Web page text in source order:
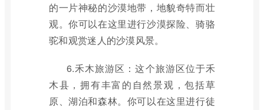
的一片神秘的沙漠地带，地貌奇特而壮
观。你可以在这里进行沙漠探险、骑骆
驼和观赏迷人的沙漠风景。
6.禾木旅游区：这个旅游区位于禾
木县，拥有丰富的自然景观，包括草
原、湖泊和森林。你可以在这里进行徒